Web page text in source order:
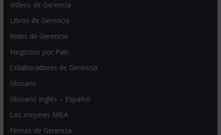
Videos de Gerencia
Libros de Gerencia
Webs de Gerencia
Negocios por País
Colaboradores de Gerencia
Glosario
Glosario Inglés – Español
Los mejores MBA
Firmas de Gerencia